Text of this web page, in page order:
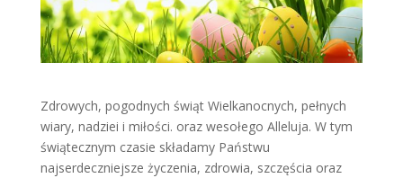
Zdrowych, pogodnych świąt Wielkanocnych, pełnych
wiary, nadziei i miłości. oraz wesołego Alleluja. W tym
świątecznym czasie składamy Państwu
najserdeczniejsze życzenia, zdrowia, szczęścia oraz